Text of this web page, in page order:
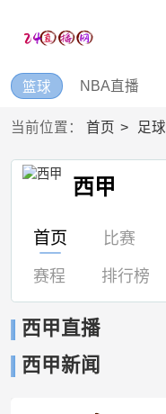
篮球 NBA直播
当前位置： 首页 足球
西甲
首页 比赛
赛程 排行榜
西甲直播
西甲新闻